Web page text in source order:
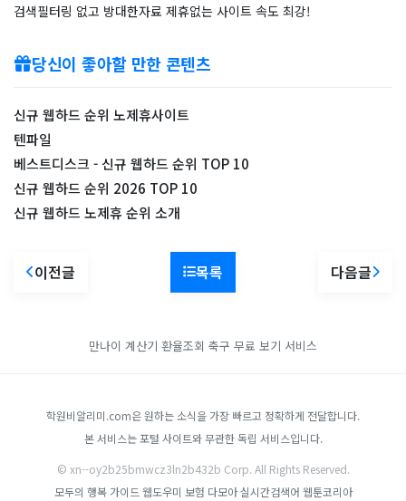
검색필터링 없고 방대한자료 제휴없는 사이트 속도 최강!
당신이 좋아할 만한 콘텐츠
신규 웹하드 순위 노제휴사이트
텐파일
베스트디스크 - 신규 웹하드 순위 TOP 10
신규 웹하드 순위 2026 TOP 10
신규 웹하드 노제휴 순위 소개
이전글 목록 다음글
만나이 계산기 환율조회 축구 무료 보기 서비스
학원비알리미.com은 원하는 소식을 가장 빠르고 정확하게 전달합니다.
본 서비스는 포털 사이트와 무관한 독립 서비스입니다.
© xn--oy2b25bmwcz3ln2b432b Corp. All Rights Reserved.
모두의 행복 가이드 웹도우미 보험 다모아 실시간검색어 웹툰코리아